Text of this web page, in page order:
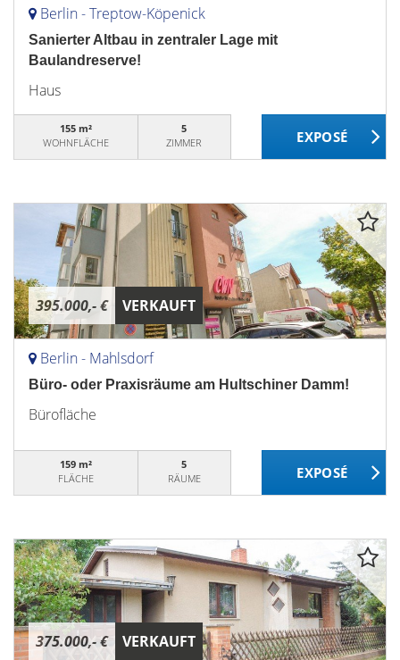
Berlin - Treptow-Köpenick
Sanierter Altbau in zentraler Lage mit
Baulandreserve!
Haus
155 m²
WOHNFLÄCHE
5
ZIMMER
395.000,- € VERKAUFT
Berlin - Mahlsdorf
Büro- oder Praxisräume am Hultschiner Damm!
Bürofläche
159 m²
FLÄCHE
5
RÄUME
375.000,- € VERKAUFT